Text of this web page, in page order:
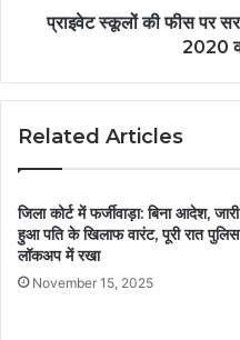
प्राइवेट स्कूलों की फीस पर
2020
Related Articles
जिला कोर्ट में फर्जीवाड़ा: बिना आदेश, जारी
हुआ पति के खिलाफ वारंट, पूरी रात पुलिस
लॉकअप में रखा
November 15, 2025